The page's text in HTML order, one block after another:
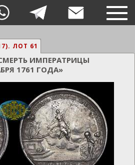
ЛОТ 61
ИМПЕРАТРИЦЫ
1761 ГОДА»